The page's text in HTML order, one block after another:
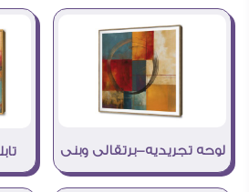
لوحه تجريديه-برتقالى وبنى